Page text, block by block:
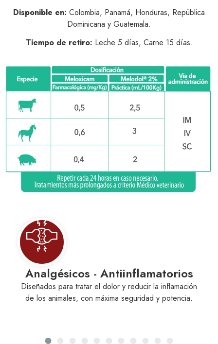
Disponible en: Colombia, Panamá, Honduras, República
Dominicana y Guatemala.
Tiempo de retiro: Leche 5 días, Carne 15 días.
- Antiinflamatorios
el dolor y reducir la inflamación
con máxima seguridad y potencia.
Soluciones
de los diferentes